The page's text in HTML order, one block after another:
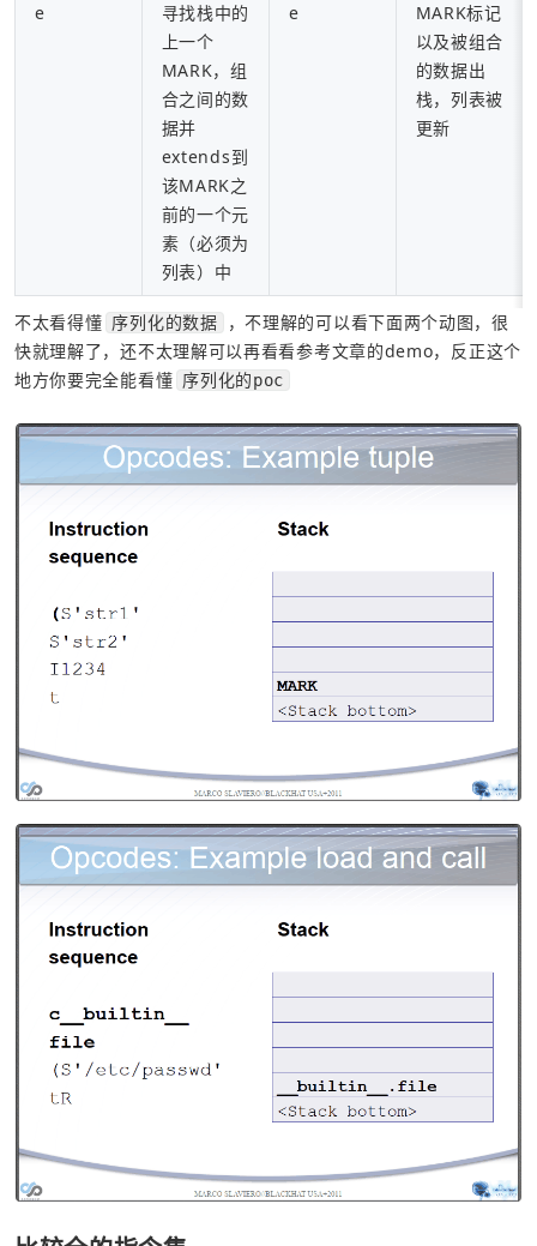
e
寻找栈中的
上一个
MARK，组
合之间的数
据并
extends到
该MARK之
前的一个元
素（必须为
列表）中
e
MARK标记
以及被组合
的数据出
栈，列表被
更新
不太看得懂 序列化的数据
，不理解的可以看下面两个动图，很
快就理解了，还不太理解可以再看看参考文章的demo，反正这个
地方你要完全能看懂 序列化的poc